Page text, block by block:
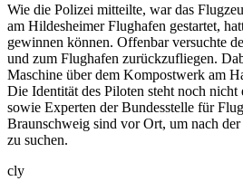
Wie die Polizei mitteilte, war das
am Hildesheimer Flughafen gestartet,
gewinnen können. Offenbar versuchte
und zum Flughafen zurückzufliegen.
Maschine über dem Kompostwerk am
Die Identität des Piloten steht noch
sowie Experten der Bundesstelle für
Braunschweig sind vor Ort, um nach
zu suchen.
cly